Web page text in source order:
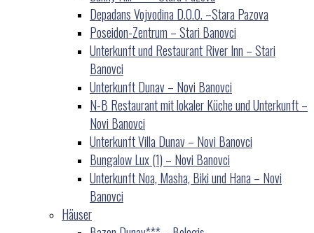
Depadans Vojvodina D.O.O. –Stara Pazova
Poseidon-Zentrum – Stari Banovci
Unterkunft und Restaurant River Inn – Stari
Banovci
Unterkunft Dunav – Novi Banovci
N-B Restaurant mit lokaler Küche und Unterkunft –
Novi Banovci
Unterkunft Villa Dunav – Novi Banovci
Bungalow Lux (1) – Novi Banovci
Unterkunft Noa, Masha, Biki und Hana – Novi
Banovci
Häuser